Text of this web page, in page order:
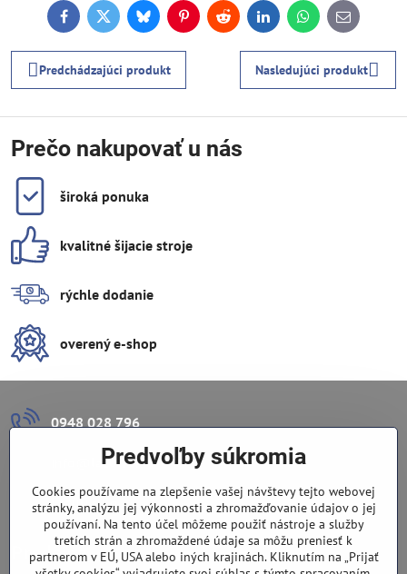
FacebookTwitterBlueskyPinterestReddit LinkedInWhatsApp
E-
mail
Predchádzajúci produkt Nasledujúci produkt
Prečo nakupovať u nás
široká ponuka
kvalitné šijacie stroje
rýchle dodanie
overený e-shop
0948 028 796
info​@lazuli​.sk
Lazuli s​.r​.o​.
Predajňa
Predvoľby súkromia
Cookies používame na zlepšenie vašej návštevy tejto webovej
stránky, analýzu jej výkonnosti a zhromažďovanie údajov o jej
používaní. Na tento účel môžeme použiť nástroje a služby
tretích strán a zhromaždené údaje sa môžu preniesť k
partnerom v EÚ, USA alebo iných krajinách. Kliknutím na „Prijať